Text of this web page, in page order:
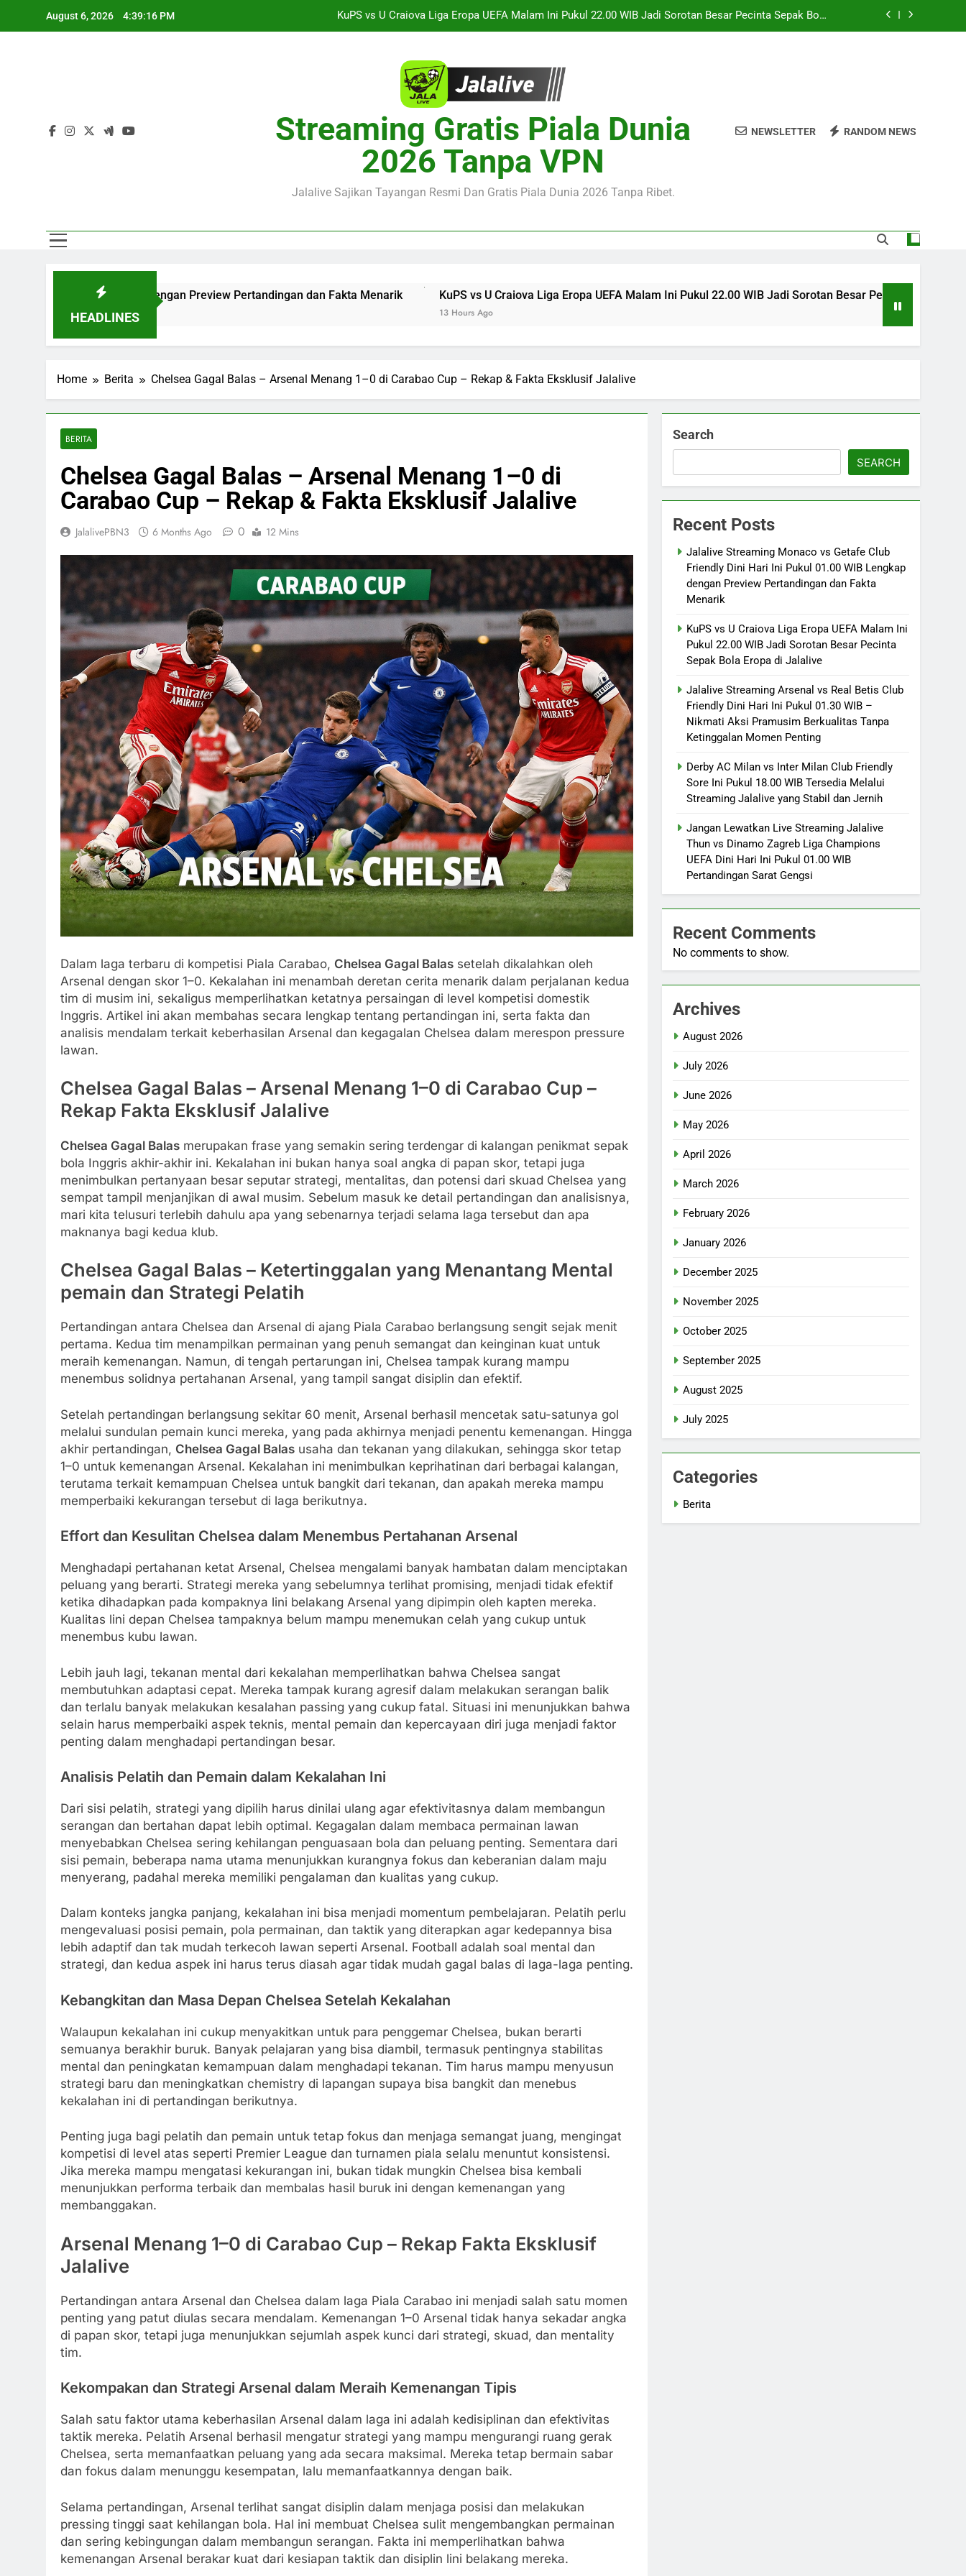
August 6, 2026 4:39:17 PM
Jalalive Streaming Arsenal vs Real Betis Club Friendly Dini Hari Ini Pukul 01.30 WIB – Nikmati Aksi
Jalalive Streaming Monaco vs Getafe Club Friendly Dini Hari Ini Pukul 01.00 WIB Lengkap dengan Preview
KuPS vs U Craiova Liga Eropa UEFA Malam Ini Pukul 22.00 WIB Jadi Sorotan Besar Pecinta Sepak Bola
Jalalive Streaming Arsenal vs Real Betis Club Friendly Dini Hari Ini Pukul 01.30 WIB – Nikmati Aksi
Pramusim Berkualitas Tanpa Ketinggalan Momen Penting
Derby AC Milan vs Inter Milan Club Friendly Sore Ini Pukul 18.00 WIB Tersedia Melalui Streaming Jalalive
Streaming Gratis Piala Dunia
2026 Tanpa VPN
Jalalive Sajikan Tayangan Resmi Dan Gratis Piala Dunia 2026 Tanpa Ribet.
NEWSLETTER RANDOM NEWS
HEADLINES
Lengkap dengan Preview Pertandingan dan Fakta Menarik KuPS vs U Craiova Liga Eropa UEFA Malam Ini Pukul 22.00 WIB Jadi Sorotan Besar Pecinta Sepak Bola Eropa di
Home Berita Chelsea Gagal Balas – Arsenal Menang 1–0 di Carabao Cup – Rekap & Fakta Eksklusif Jalalive
BERITA
Chelsea Gagal Balas – Arsenal Menang 1–0 di
Carabao Cup – Rekap & Fakta Eksklusif Jalalive
JalalivePBN3 6 Months Ago 0 12 Mins
Dalam laga terbaru di kompetisi Piala Carabao, Chelsea Gagal Balas setelah dikalahkan oleh
Arsenal dengan skor 1–0. Kekalahan ini menambah deretan cerita menarik dalam perjalanan kedua
tim di musim ini, sekaligus memperlihatkan ketatnya persaingan di level kompetisi domestik
Inggris. Artikel ini akan membahas secara lengkap tentang pertandingan ini, serta fakta dan
analisis mendalam terkait keberhasilan Arsenal dan kegagalan Chelsea dalam merespon pressure
lawan.
Chelsea Gagal Balas – Arsenal Menang 1–0 di Carabao Cup –
Rekap Fakta Eksklusif Jalalive
Chelsea Gagal Balas merupakan frase yang semakin sering terdengar di kalangan penikmat sepak
bola Inggris akhir-akhir ini. Kekalahan ini bukan hanya soal angka di papan skor, tetapi juga
menimbulkan pertanyaan besar seputar strategi, mentalitas, dan potensi dari skuad Chelsea yang
sempat tampil menjanjikan di awal musim. Sebelum masuk ke detail pertandingan dan analisisnya,
mari kita telusuri terlebih dahulu apa yang sebenarnya terjadi selama laga tersebut dan apa
maknanya bagi kedua klub.
Chelsea Gagal Balas – Ketertinggalan yang Menantang Mental
pemain dan Strategi Pelatih
Pertandingan antara Chelsea dan Arsenal di ajang Piala Carabao berlangsung sengit sejak menit
pertama. Kedua tim menampilkan permainan yang penuh semangat dan keinginan kuat untuk
meraih kemenangan. Namun, di tengah pertarungan ini, Chelsea tampak kurang mampu
menembus solidnya pertahanan Arsenal, yang tampil sangat disiplin dan efektif.
Setelah pertandingan berlangsung sekitar 60 menit, Arsenal berhasil mencetak satu-satunya gol
melalui sundulan pemain kunci mereka, yang pada akhirnya menjadi penentu kemenangan. Hingga
akhir pertandingan, Chelsea Gagal Balas usaha dan tekanan yang dilakukan, sehingga skor tetap
1–0 untuk kemenangan Arsenal. Kekalahan ini menimbulkan keprihatinan dari berbagai kalangan,
terutama terkait kemampuan Chelsea untuk bangkit dari tekanan, dan apakah mereka mampu
memperbaiki kekurangan tersebut di laga berikutnya.
Effort dan Kesulitan Chelsea dalam Menembus Pertahanan Arsenal
Menghadapi pertahanan ketat Arsenal, Chelsea mengalami banyak hambatan dalam menciptakan
peluang yang berarti. Strategi mereka yang sebelumnya terlihat promising, menjadi tidak efektif
ketika dihadapkan pada kompaknya lini belakang Arsenal yang dipimpin oleh kapten mereka.
Kualitas lini depan Chelsea tampaknya belum mampu menemukan celah yang cukup untuk
menembus kubu lawan.
Lebih jauh lagi, tekanan mental dari kekalahan memperlihatkan bahwa Chelsea sangat
membutuhkan adaptasi cepat. Mereka tampak kurang agresif dalam melakukan serangan balik
dan terlalu banyak melakukan kesalahan passing yang cukup fatal. Situasi ini menunjukkan bahwa
selain harus memperbaiki aspek teknis, mental pemain dan kepercayaan diri juga menjadi faktor
penting dalam menghadapi pertandingan besar.
Analisis Pelatih dan Pemain dalam Kekalahan Ini
Dari sisi pelatih, strategi yang dipilih harus dinilai ulang agar efektivitasnya dalam membangun
serangan dan bertahan dapat lebih optimal. Kegagalan dalam membaca permainan lawan
menyebabkan Chelsea sering kehilangan penguasaan bola dan peluang penting. Sementara dari
sisi pemain, beberapa nama utama menunjukkan kurangnya fokus dan keberanian dalam maju
menyerang, padahal mereka memiliki pengalaman dan kualitas yang cukup.
Dalam konteks jangka panjang, kekalahan ini bisa menjadi momentum pembelajaran. Pelatih perlu
mengevaluasi posisi pemain, pola permainan, dan taktik yang diterapkan agar kedepannya bisa
lebih adaptif dan tak mudah terkecoh lawan seperti Arsenal. Football adalah soal mental dan
strategi, dan kedua aspek ini harus terus diasah agar tidak mudah gagal balas di laga-laga penting.
Kebangkitan dan Masa Depan Chelsea Setelah Kekalahan
Walaupun kekalahan ini cukup menyakitkan untuk para penggemar Chelsea, bukan berarti
semuanya berakhir buruk. Banyak pelajaran yang bisa diambil, termasuk pentingnya stabilitas
mental dan peningkatan kemampuan dalam menghadapi tekanan. Tim harus mampu menyusun
strategi baru dan meningkatkan chemistry di lapangan supaya bisa bangkit dan menebus
kekalahan ini di pertandingan berikutnya.
Penting juga bagi pelatih dan pemain untuk tetap fokus dan menjaga semangat juang, mengingat
kompetisi di level atas seperti Premier League dan turnamen piala selalu menuntut konsistensi.
Jika mereka mampu mengatasi kekurangan ini, bukan tidak mungkin Chelsea bisa kembali
menunjukkan performa terbaik dan membalas hasil buruk ini dengan kemenangan yang
membanggakan.
Arsenal Menang 1–0 di Carabao Cup – Rekap Fakta Eksklusif
Jalalive
Pertandingan antara Arsenal dan Chelsea dalam laga Piala Carabao ini menjadi salah satu momen
penting yang patut diulas secara mendalam. Kemenangan 1–0 Arsenal tidak hanya sekadar angka
di papan skor, tetapi juga menunjukkan sejumlah aspek kunci dari strategi, skuad, dan mentality
tim.
Kekompakan dan Strategi Arsenal dalam Meraih Kemenangan Tipis
Salah satu faktor utama keberhasilan Arsenal dalam laga ini adalah kedisiplinan dan efektivitas
taktik mereka. Pelatih Arsenal berhasil mengatur strategi yang mampu mengurangi ruang gerak
Chelsea, serta memanfaatkan peluang yang ada secara maksimal. Mereka tetap bermain sabar
dan fokus dalam menunggu kesempatan, lalu memanfaatkannya dengan baik.
Selama pertandingan, Arsenal terlihat sangat disiplin dalam menjaga posisi dan melakukan
pressing tinggi saat kehilangan bola. Hal ini membuat Chelsea sulit mengembangkan permainan
dan sering kebingungan dalam membangun serangan. Fakta ini memperlihatkan bahwa
kemenangan Arsenal berakar kuat dari kesiapan taktik dan disiplin lini belakang mereka.
Search
SEARCH
Recent Posts
Jalalive Streaming Monaco vs Getafe Club
Friendly Dini Hari Ini Pukul 01.00 WIB Lengkap
dengan Preview Pertandingan dan Fakta
Menarik
KuPS vs U Craiova Liga Eropa UEFA Malam Ini
Pukul 22.00 WIB Jadi Sorotan Besar Pecinta
Sepak Bola Eropa di Jalalive
Jalalive Streaming Arsenal vs Real Betis Club
Friendly Dini Hari Ini Pukul 01.30 WIB –
Nikmati Aksi Pramusim Berkualitas Tanpa
Ketinggalan Momen Penting
Derby AC Milan vs Inter Milan Club Friendly
Sore Ini Pukul 18.00 WIB Tersedia Melalui
Streaming Jalalive yang Stabil dan Jernih
Jangan Lewatkan Live Streaming Jalalive
Thun vs Dinamo Zagreb Liga Champions
UEFA Dini Hari Ini Pukul 01.00 WIB
Pertandingan Sarat Gengsi
Recent Comments
No comments to show.
Archives
August 2026
July 2026
June 2026
May 2026
April 2026
March 2026
February 2026
January 2026
December 2025
November 2025
October 2025
September 2025
August 2025
July 2025
Categories
Berita